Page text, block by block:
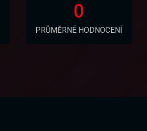
0
PRŮMĚRNÉ HODNOCENÍ